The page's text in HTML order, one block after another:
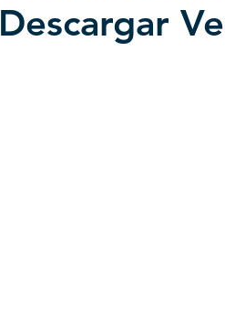
Descargar